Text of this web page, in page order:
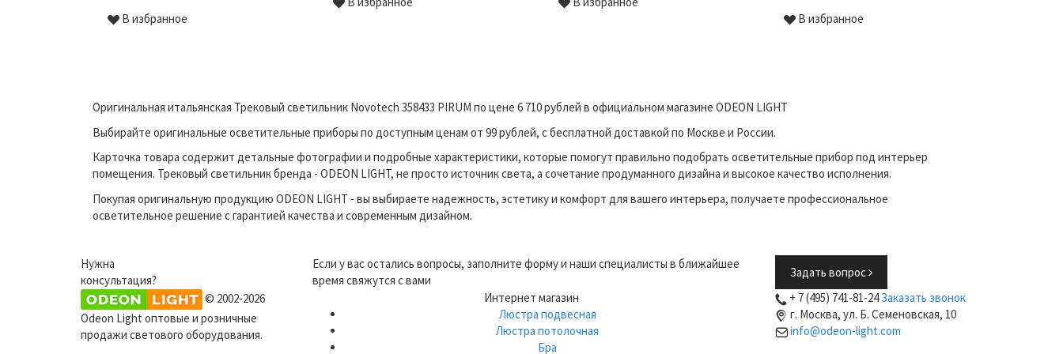
В избранное В избранное
Оригинальная итальянская Трековый светильник Novotech 358433 PIRUM по цене 6 710 рублей в официальном магазине ODEON LIGHT
Выбирайте оригинальные осветительные приборы по доступным ценам от 99 рублей, с бесплатной доставкой по Москве и России.
Карточка товара содержит детальные фотографии и подробные характеристики, которые помогут правильно подобрать осветительные прибор под интерьер
помещения. Трековый светильник бренда - ODEON LIGHT, не просто источник света, а сочетание продуманного дизайна и высокое качество исполнения.
Покупая оригинальную продукцию ODEON LIGHT - вы выбираете надежность, эстетику и комфорт для вашего интерьера, получаете профессиональное
осветительное решение с гарантией качества и современным дизайном.
Нужна
консультация?
Если у вас остались вопросы, заполните форму и наши специалисты в ближайшее
время свяжутся с вами
Задать вопрос
© 2002-2026
Odeon Light оптовые и розничные
продажи светового оборудования.
Интернет магазин
Люстра подвесная
Люстра потолочная
Бра
+ 7 (495) 741-81-24Заказать звонок
г. Москва, ул. Б. Семеновская, 10
info@odeon-light.com